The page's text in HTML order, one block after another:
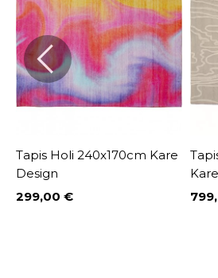
Tapis Holi 240x170cm Kare
Design
Prix
299,00 €
Prix